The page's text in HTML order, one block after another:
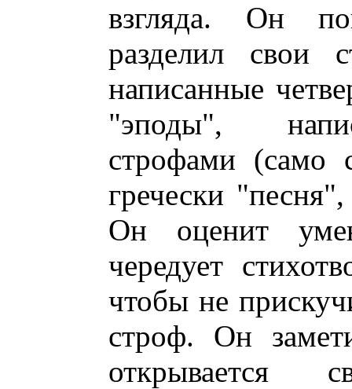
взгляда. Он
разделил свои
написанные
"эподы",
строфами (само
гречески
Он оценит
чередует
чтобы не
строф. Он
открывается